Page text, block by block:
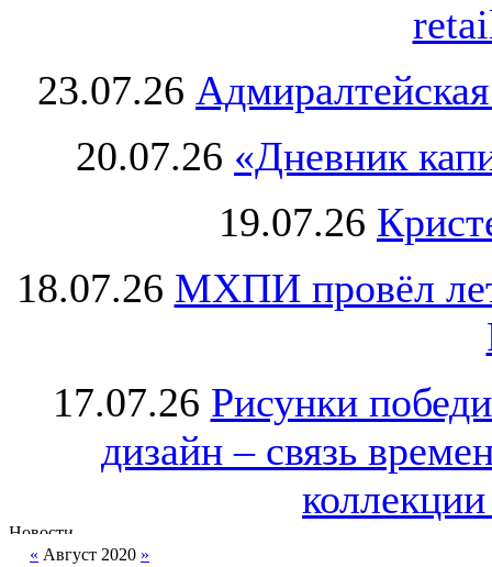
23.07.26
20.07.26 «Дневник
19.07.26
18.07.26 МХПИ провёл
17.07.26 Рисунки
дизайн – связь
« Август 2020 »